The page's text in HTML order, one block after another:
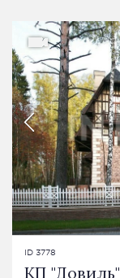
ID 3778
КП "Довиль"